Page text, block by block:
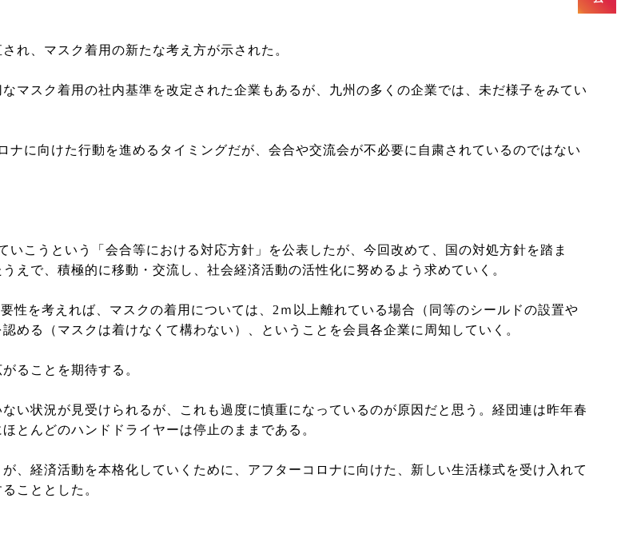
れ、マスク着用の新たな考え方が示された。
スク着用の社内基準を改定された企業もあるが、九州の多くの企業では、未だ様子をみてい
に向けた行動を進めるタイミングだが、会合や交流会が不必要に自粛されているのではない
こうという「会合等における対応方針」を公表したが、今回改めて、国の対処方針を踏ま
えで、積極的に移動・交流し、社会経済活動の活性化に努めるよう求めていく。
を考えれば、マスクの着用については、2ｍ以上離れている場合（同等のシールドの設置や
める（マスクは着けなくて構わない）、ということを会員各企業に周知していく。
ることを期待する。
状況が見受けられるが、これも過度に慎重になっているのが原因だと思う。経団連は昨年春
とんどのハンドドライヤーは停止のままである。
経済活動を本格化していくために、アフターコロナに向けた、新しい生活様式を受け入れて
こととした。